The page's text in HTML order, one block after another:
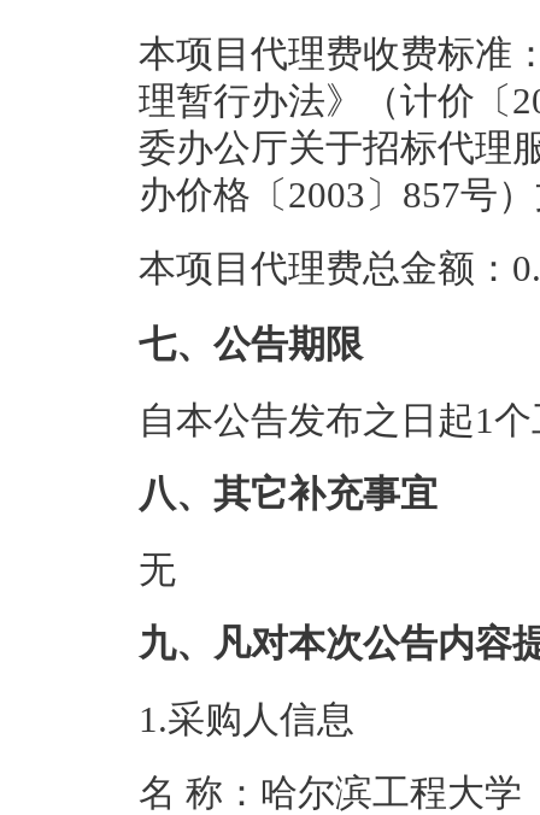
本项目代理费收费标准
理暂行办法》（计价〔
委办公厅关于招标代理
办价格〔2003〕857号
本项目代理费总金额：
七、公告期限
自本公告发布之日起1
八、其它补充事宜
无
九、凡对本次公告内容
1.采购人信息
名 称：哈尔滨